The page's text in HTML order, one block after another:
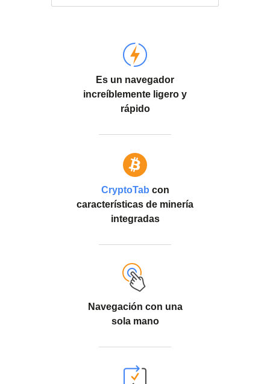
Es un navegador
increíblemente ligero y
rápido
CryptoTab con
características de minería
integradas
Navegación con una
sola mano